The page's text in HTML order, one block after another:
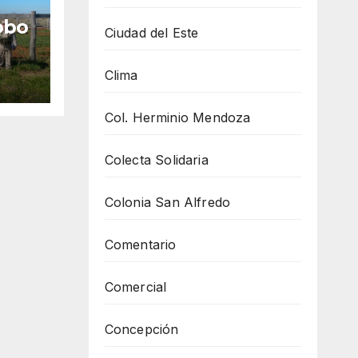
Ciudad del Este
Clima
Col. Herminio Mendoza
Colecta Solidaria
Colonia San Alfredo
Comentario
Comercial
Concepción